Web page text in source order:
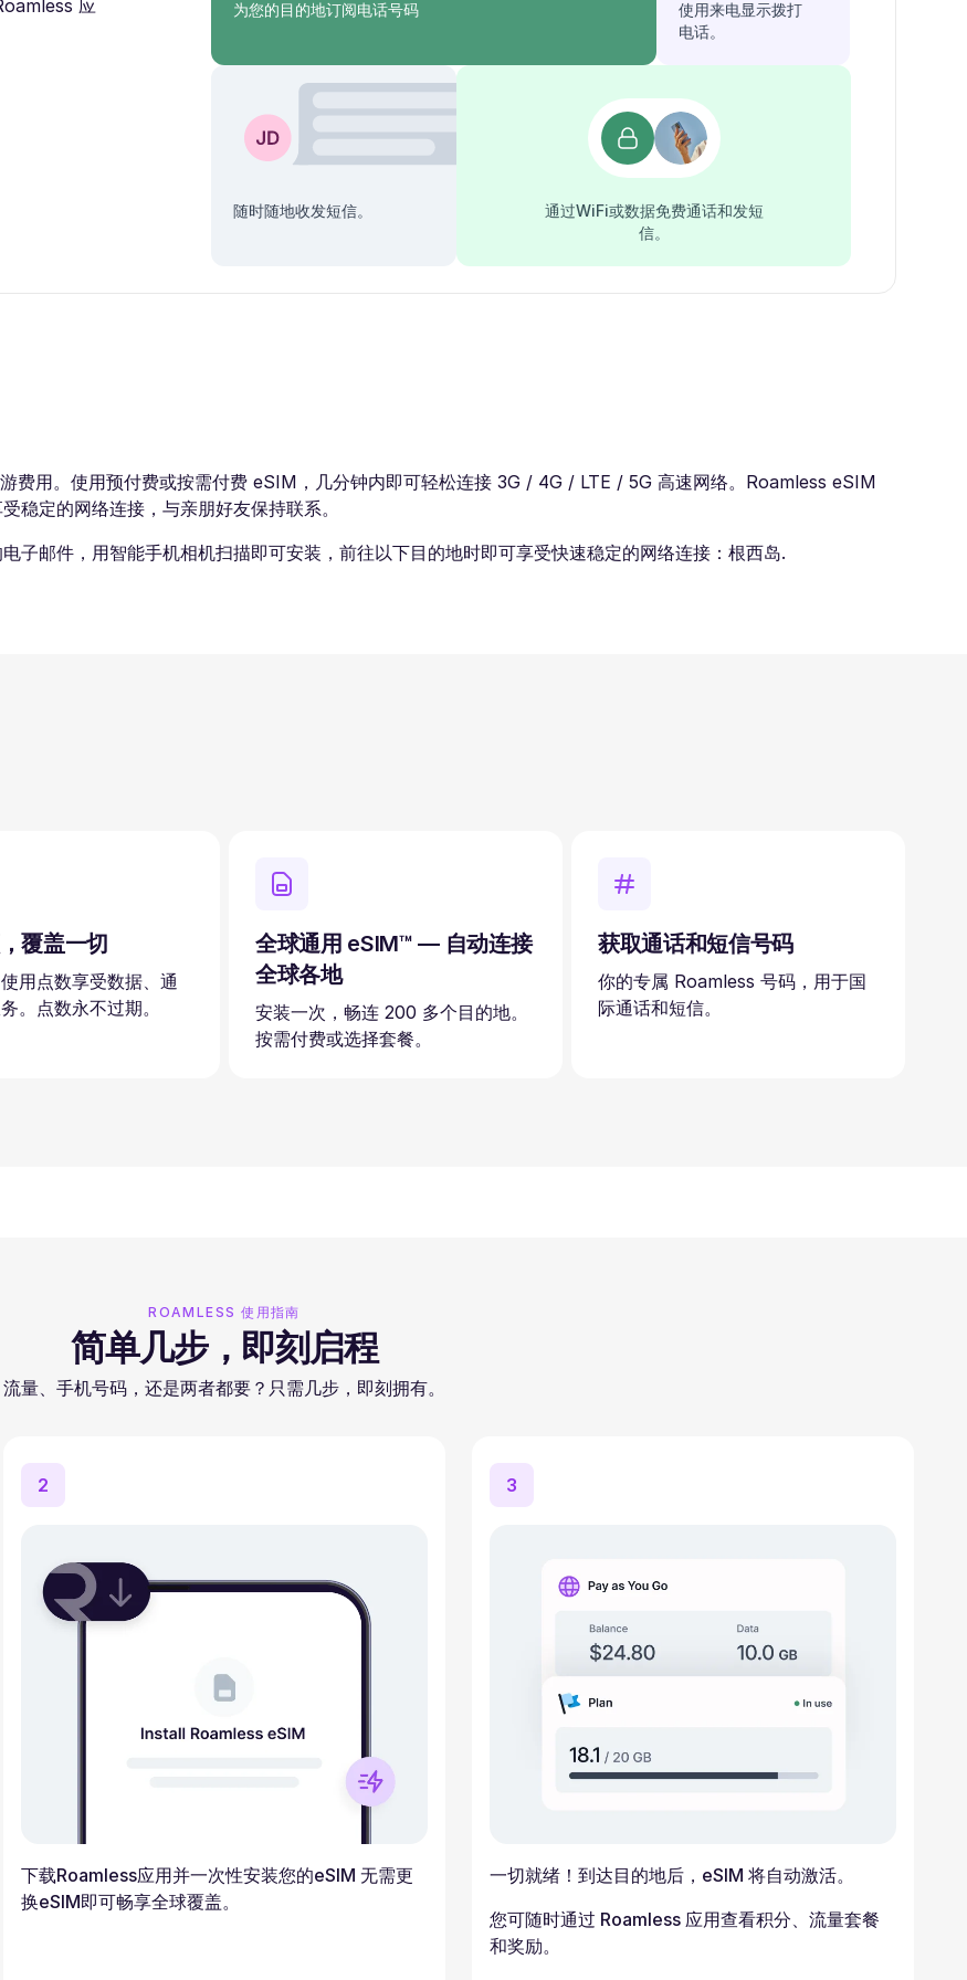
应
为您的目的地订阅电话号码
使用来电显示拨打
电话。
随时随地收发短信。
通过WiFi或数据免费通话和发短
信。
费用。使用预付费或按需付费 eSIM，几分钟内即可轻松连接 3G / 4G / LTE / 5G 高速网络。Roamless eSIM
稳定的网络连接，与亲朋好友保持联系。
子邮件，用智能手机相机扫描即可安装，前往以下目的地时即可享受快速稳定的网络连接：根西岛.
覆盖一切
用点数享受数据、通
。点数永不过期。
全球通用 eSIM™ — 自动连接
全球各地
安装一次，畅连 200 多个目的地。
按需付费或选择套餐。
获取通话和短信号码
你的专属 Roamless 号码，用于国
际通话和短信。
ROAMLESS 使用指南
简单几步，即刻启程
流量、手机号码，还是两者都要？只需几步，即刻拥有。
2
下载Roamless应用并一次性安装您的eSIM 无需更
换eSIM即可畅享全球覆盖。
3
一切就绪！到达目的地后，eSIM 将自动激活。
您可随时通过 Roamless 应用查看积分、流量套餐
和奖励。